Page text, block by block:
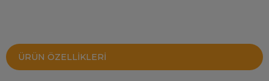
ÜRÜN ÖZELLIKLERI